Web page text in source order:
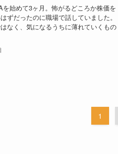
始めて3ヶ月。怖がるどころか株価を
ずだったのに職場で話していました。
なく、気になるうちに薄れていくもの
1